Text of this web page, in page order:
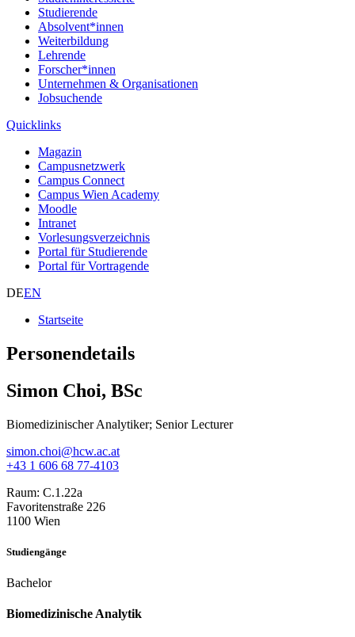
Studierende
Absolvent*innen
Weiterbildung
Lehrende
Forscher*innen
Unternehmen & Organisationen
Jobsuchende
Quicklinks
Magazin
Campusnetzwerk
Campus Connect
Campus Wien Academy
Moodle
Intranet
Vorlesungsverzeichnis
Portal für Studierende
Portal für Vortragende
DEEN
Startseite
Personendetails
Simon Choi, BSc
Biomedizinischer Analytiker; Senior Lecturer
simon.choi@hcw.ac.at
+43 1 606 68 77-4103
Raum: C.1.22a
Favoritenstraße 226
1100 Wien
Studiengänge
Bachelor
Biomedizinische Analytik